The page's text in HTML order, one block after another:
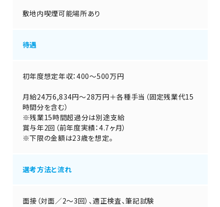
敷地内喫煙可能場所あり
待遇
初年度想定年収：400～500万円
月給24万6,834円～28万円＋各種手当（固定残業代15
時間分を含む）
※残業15時間超過分は別途支給
賞与年2回（前年度実績：4.7ヶ月）
※下限の金額は23歳を想定。
選考方法と流れ
面接（対面／2～3回）、適正検査、筆記試験